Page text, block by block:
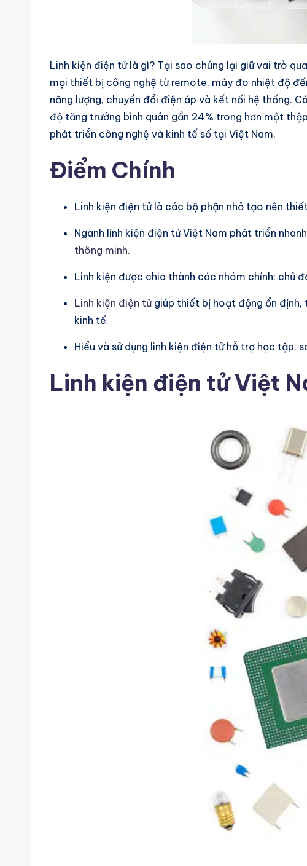
Linh kiện điện tử là gì? Tại sao chúng lại giữ vai trò
mọi thiết bị công nghệ từ remote, máy đo nhiệt độ
năng lượng, chuyển đổi điện áp và kết nối hệ thống.
độ tăng trưởng bình quân gần 24% trong hơn một
phát triển công nghệ và kinh tế số tại Việt Nam.
Điểm Chính
Linh kiện điện tử là các bộ phận nhỏ tạo nên
Ngành linh kiện điện tử Việt Nam phát triển
thông minh.
Linh kiện được chia thành các nhóm chính: chủ
Linh kiện điện tửgiúp thiết bị hoạt động ổn định,
kinh tế.
Hiểu và sử dụng linh kiện điện tử hỗ trợ học tập,
Linh kiện điện tử Việt